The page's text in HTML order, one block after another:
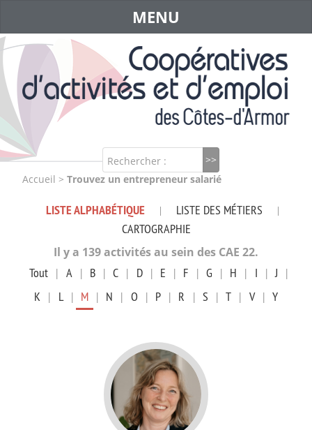
Rechercher :
MENU
Accueil > Trouvez un entrepreneur salarié
LISTE ALPHABÉTIQUE | LISTE DES MÉTIERS |
CARTOGRAPHIE
Il y a 139 activités au sein des CAE 22.
Tout | A | B | C | D | E | F | G | H | I | J |
K | L | M | N | O | P | R | S | T | V | Y